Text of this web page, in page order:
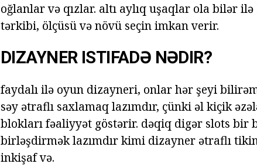
oğlanlar və qızlar. altı aylıq uşaqlar ola bilər
tərkibi, ölçüsü və növü seçin imkan verir.
DIZAYNER ISTIFADƏ NƏDIR?
faydalı ilə oyun dizayneri, onlar hər şeyi
səy ətraflı saxlamaq lazımdır, çünki əl kiçik
blokları fəaliyyət göstərir. dəqiq digər slots bir
birləşdirmək lazımdır kimi dizayner ətraflı
inkişaf və.